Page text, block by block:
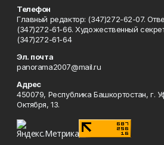
Телефон
Главный редактор: (347)272-62-07.
(347)272-61-66. Художественный
(347)272-61-64
Эл. почта
panorama2007@mail.ru
Адрес
450079, Республика Башкортостан, г.
Октября, 13.